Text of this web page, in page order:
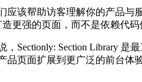
该帮助访客理解你的产品
更强的页面，而不是依赖代码
Sectionly: Section Library
页面扩展到更广泛的前台体